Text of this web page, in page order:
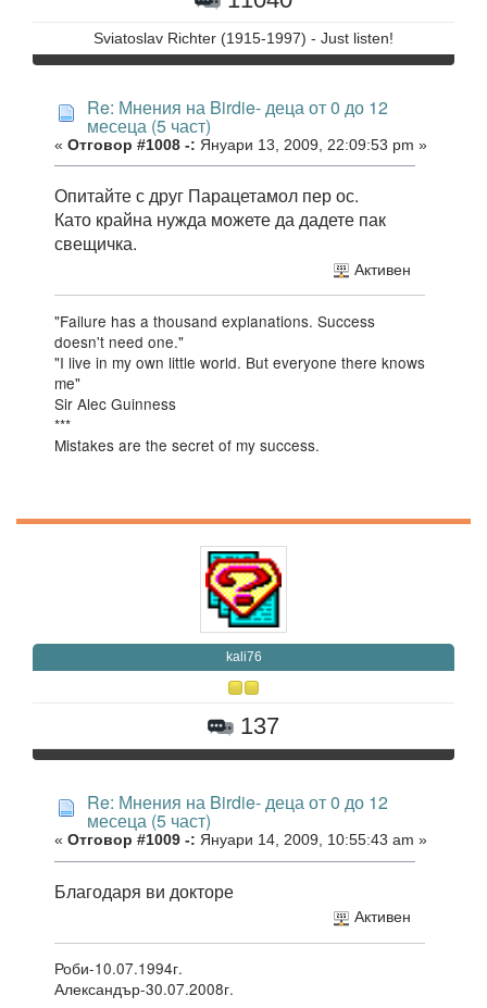
Sviatoslav Richter (1915-1997) - Just listen!
Re: Мнения на Birdie- деца от 0 до 12
месеца (5 част)
« Отговор #1008 -: Януари 13, 2009, 22:09:53 pm »
Опитайте с друг Парацетамол пер ос.
Като крайна нужда можете да дадете пак
свещичка.
Активен
"Failure has a thousand explanations. Success
doesn't need one."
"I live in my own little world. But everyone there knows
me"
Sir Alec Guinness
***
Mistakes are the secret of my success.
kali76
137
Re: Мнения на Birdie- деца от 0 до 12
месеца (5 част)
« Отговор #1009 -: Януари 14, 2009, 10:55:43 am »
Благодаря ви докторе
Активен
Роби-10.07.1994г.
Александър-30.07.2008г.